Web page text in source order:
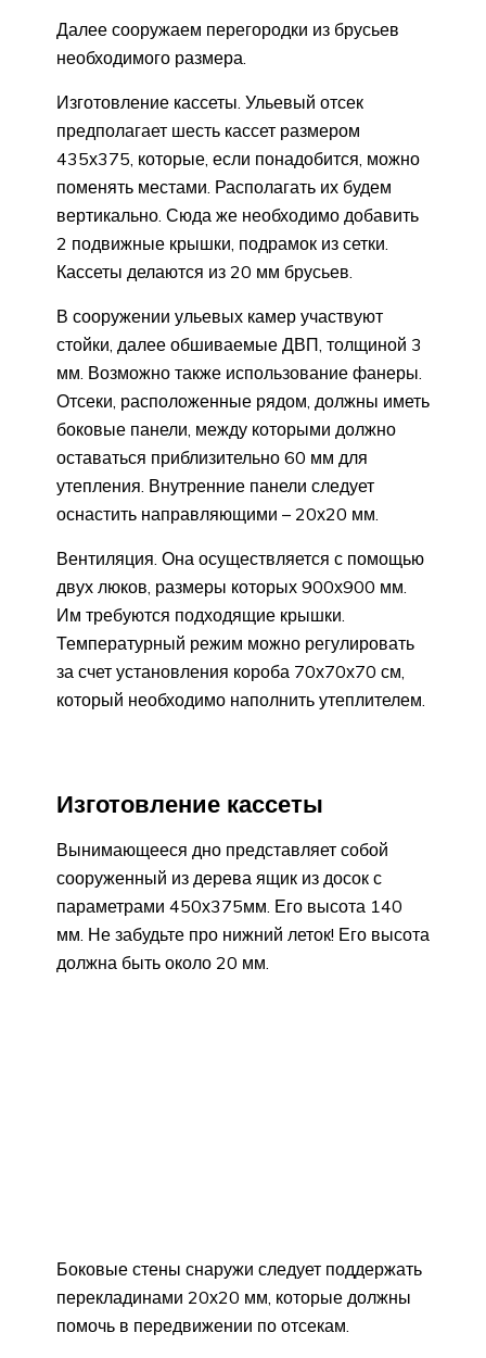
Далее сооружаем перегородки из брусьев
необходимого размера.
Изготовление кассеты. Ульевый отсек
предполагает шесть кассет размером
435х375, которые, если понадобится, можно
поменять местами. Располагать их будем
вертикально. Сюда же необходимо добавить
2 подвижные крышки, подрамок из сетки.
Кассеты делаются из 20 мм брусьев.
В сооружении ульевых камер участвуют
стойки, далее обшиваемые ДВП, толщиной 3
мм. Возможно также использование фанеры.
Отсеки, расположенные рядом, должны иметь
боковые панели, между которыми должно
оставаться приблизительно 60 мм для
утепления. Внутренние панели следует
оснастить направляющими – 20х20 мм.
Вентиляция. Она осуществляется с помощью
двух люков, размеры которых 900х900 мм.
Им требуются подходящие крышки.
Температурный режим можно регулировать
за счет установления короба 70х70х70 см,
который необходимо наполнить утеплителем.
Изготовление кассеты
Вынимающееся дно представляет собой
сооруженный из дерева ящик из досок с
параметрами 450х375мм. Его высота 140
мм. Не забудьте про нижний леток! Его высота
должна быть около 20 мм.
Боковые стены снаружи следует поддержать
перекладинами 20х20 мм, которые должны
помочь в передвижении по отсекам.